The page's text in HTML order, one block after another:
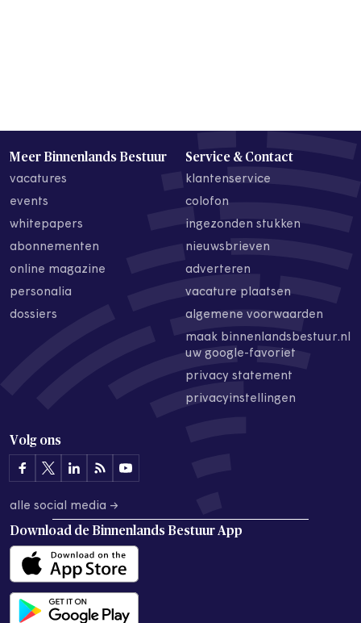
Meer Binnenlands Bestuur
vacatures
events
whitepapers
abonnementen
online magazine
personalia
dossiers
Service & Contact
klantenservice
colofon
ingezonden stukken
nieuwsbrieven
adverteren
vacature plaatsen
algemene voorwaarden
maak binnenlandsbestuur.nl
uw google-favoriet
privacy statement
privacyinstellingen
Volg ons
alle social media →
Download de Binnenlands Bestuur App